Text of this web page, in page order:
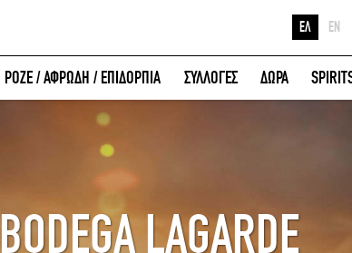
ΕΙΣΟΔΟΣ ΜΕ FACEBOOK
ΕΛ EN
ΡΟΖΕ / ΑΦΡΩΔΗ / ΕΠΙΔΟΡΠΙΑ ΣΥΛΛΟΓΕΣ ΔΩΡΑ
BODEGA LAGARDE